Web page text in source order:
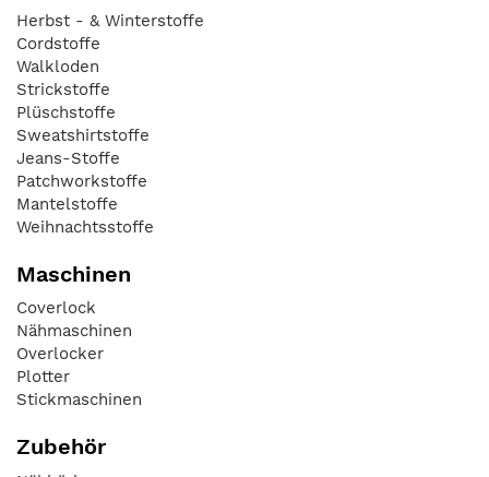
Herbst - & Winterstoffe
Cordstoffe
Walkloden
Strickstoffe
Plüschstoffe
Sweatshirtstoffe
Jeans-Stoffe
Patchworkstoffe
Mantelstoffe
Weihnachtsstoffe
Maschinen
Coverlock
Nähmaschinen
Overlocker
Plotter
Stickmaschinen
Zubehör